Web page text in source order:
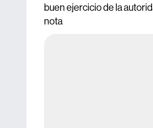
buen ejercicio de la
nota